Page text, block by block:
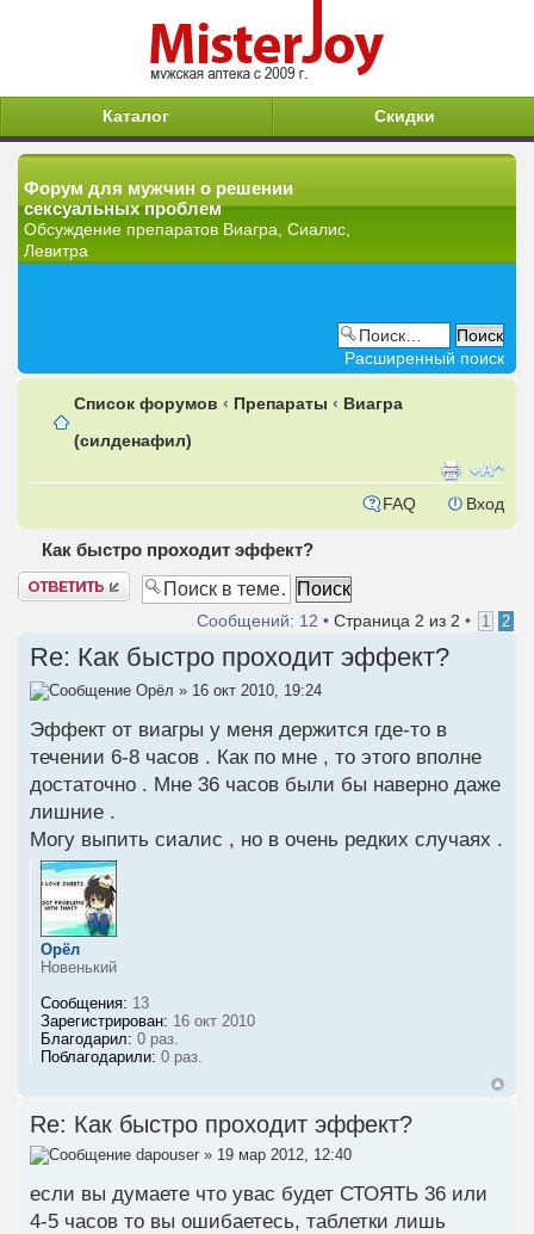
Каталог Скидки
Форум для мужчин о решении
сексуальных проблем
Обсуждение препаратов Виагра, Сиалис,
Левитра
Расширенный поиск
Список форумов ‹ Препараты ‹ Виагра
(силденафил)
FAQ Вход
Как быстро проходит эффект?
Ответить
Сообщений: 12 • Страница 2 из 2 • 1 2
Re: Как быстро проходит эффект?
Орёл » 16 окт 2010, 19:24
Эффект от виагры у меня держится где-то в
течении 6-8 часов . Как по мне , то этого вполне
достаточно . Мне 36 часов были бы наверно даже
лишние .
Могу выпить сиалис , но в очень редких случаях .
Орёл
Новенький
Сообщения: 13
Зарегистрирован: 16 окт 2010
Благодарил: 0 раз.
Поблагодарили: 0 раз.
Re: Как быстро проходит эффект?
dapouser » 19 мар 2012, 12:40
если вы думаете что увас будет СТОЯТЬ 36 или
4-5 часов то вы ошибаетесь, таблетки лишь